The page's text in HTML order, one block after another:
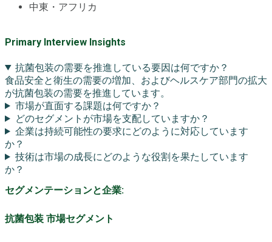
中東・アフリカ
Primary Interview Insights
抗菌包装の需要を推進している要因は何ですか？
食品安全と衛生の需要の増加、およびヘルスケア部門の拡大
が抗菌包装の需要を推進しています。
市場が直面する課題は何ですか？
どのセグメントが市場を支配していますか？
企業は持続可能性の要求にどのように対応しています
か？
技術は市場の成長にどのような役割を果たしています
か？
セグメンテーションと企業:
抗菌包装 市場セグメント